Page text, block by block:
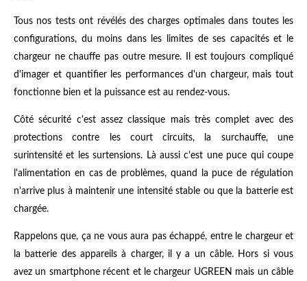
Tous nos tests ont révélés des charges optimales dans toutes les
configurations, du moins dans les limites de ses capacités et le
chargeur ne chauffe pas outre mesure. Il est toujours compliqué
d'imager et quantifier les performances d'un chargeur, mais tout
fonctionne bien et la puissance est au rendez-vous.
Côté sécurité c'est assez classique mais très complet avec des
protections contre les court circuits, la surchauffe, une
surintensité et les surtensions. Là aussi c'est une puce qui coupe
l'alimentation en cas de problèmes, quand la puce de régulation
n'arrive plus à maintenir une intensité stable ou que la batterie est
chargée.
Rappelons que, ça ne vous aura pas échappé, entre le chargeur et
la batterie des appareils à charger, il y a un câble. Hors si vous
avez un smartphone récent et le chargeur UGREEN mais un câble